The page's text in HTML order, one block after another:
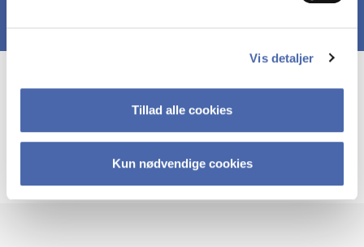
Vis detaljer
Tillad alle cookies
Kun nødvendige cookies
Course prerequisites